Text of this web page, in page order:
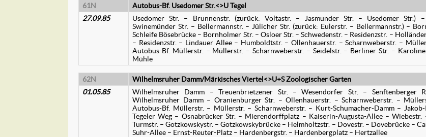
61N
Autobus-Bf. Usedomer Str.<>U Tegel
27.09.85
Usedomer Str. – Brunnenstr. (zurück: Voltastr. – Jasmunder Str. – Usedomer Str.)
Swinemünder Str. – Bellermannstr. – Jülicher Str. (zurück: Eulerstr. – Bellermannstr.) –
Schleife Bösebrücke – Bornholmer Str. – Osloer Str. – Schwedenstr. – Residenzstr. –
– Residenzstr. – Lindauer Allee – Humboldtstr. – Ollenhauerstr. – Scharnweberstr. –
Autobus-Bf. Müllerstr. – Müllerstr. – Scharnweberstr. – Seidelstr. – Berliner Str. –
Mühle
62N
Wilhelmsruher Damm/Märkisches Viertel<>U+S Zoologischer Garten
01.05.85
Wilhelmsruher Damm – Treuenbrietzener Str. – Wesendorfer Str. – Senftenberger
Wilhelmsruher Damm – Oranienburger Str. – Ollenhauerstr. – Scharnweberstr. –
Autobus-Bf. Müllerstr. – Müllerstr. – Scharnweberstr. – Kurt-Schumacher-Damm –
Tegeler Weg – Osnabrücker Str. – Mierendorffplatz – Kaiserin-Augusta-Allee – Wiebestr.
Turmstr. – Gotzkowskystr. – Gotzkowskybrücke – Helmholtzstr. – Dovestr. – Dovebrücke –
Suhr-Allee – Ernst-Reuter-Platz – Hardenbergstr. – Hardenbergplatz – Hertzallee